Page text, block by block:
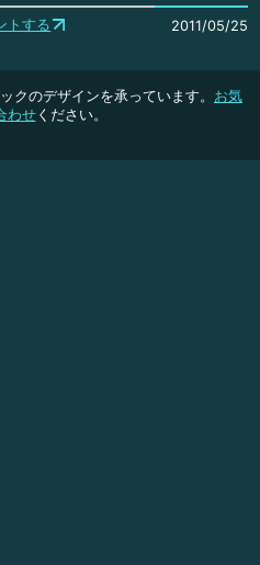
トする 2011/05/25
クのデザインを承っています。 お気
わせください。